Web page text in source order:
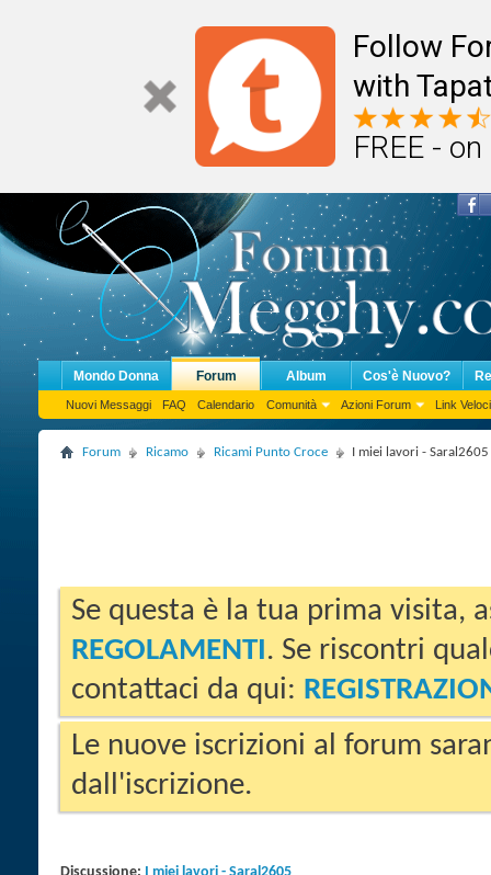
Follow
with
FREE -
Mondo Donna Forum
Nuovi Messaggi FAQ Calendario Comunità Azioni Forum Link Veloci
Album Cos'è Nuovo?
Forum Ricamo Ricami Punto Croce I miei lavori - Saral2605
Se questa è la tua prima visita,
REGOLAMENTI. Se riscontri
contattaci da qui:
Le nuove iscrizioni al forum
dall'iscrizione.